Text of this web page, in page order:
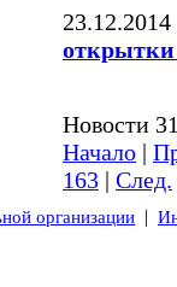
23.12.2014
Новости
Начало |
163 | След.
организации |